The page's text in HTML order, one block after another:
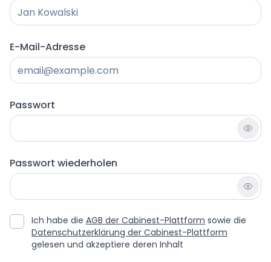
E-Mail-Adresse
Passwort
Passwort wiederholen
Ich habe die AGB der Cabinest-Plattform sowie die
Datenschutzerklärung der Cabinest-Plattform
gelesen und akzeptiere deren Inhalt